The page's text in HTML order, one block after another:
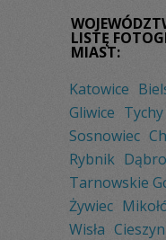
LISTĘ
MIAST:
Katowice
Gliwice Tychy
Sosnowiec
Rybnik
Tarnowskie
Żywiec
Wisła Cieszyn